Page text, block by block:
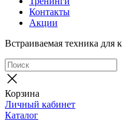
Контакты
Акции
Встраиваемая техника
Корзина
Личный кабинет
Каталог